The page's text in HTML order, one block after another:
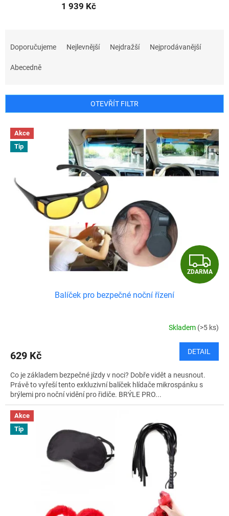
1 939 Kč
r
Doporučujeme Nejlevnější Nejdražší Nejprodávanější
Abecedně
OTEVŘÍT FILTR
V Akce
Tip
Z
D
R
M
A
ZDARMA
Balíček pro bezpečné noční řízení
Skladem (>5 ks)
629 Kč DETAIL
Co je základem bezpečné jízdy v noci? Dobře vidět a neusnout.
Právě to vyřeší tento exkluzivní balíček hlídače mikrospánku s
brýlemi pro noční vidění pro řidiče. BRÝLE PRO...
Akce
Tip